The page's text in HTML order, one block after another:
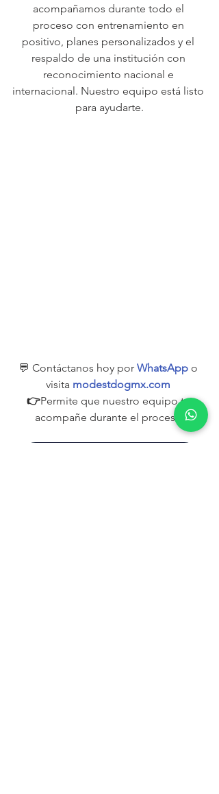
acompañamos durante todo el
proceso con entrenamiento en
positivo, planes personalizados y el
respaldo de una institución con
reconocimiento nacional e
internacional. Nuestro equipo está listo
para ayudarte.
💬 Contáctanos hoy por WhatsApp o
visita modestdogmx.com
👉Permite que nuestro equipo te
acompañe durante el proceso.